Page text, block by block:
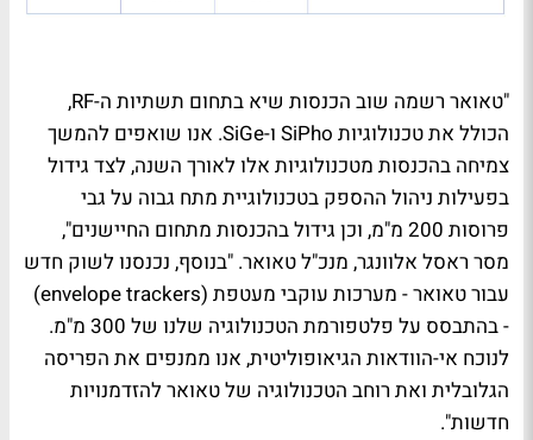
"טאואר רשמה שוב הכנסות שיא בתחום תשתיות ה-RF,
הכולל את טכנולוגיות SiPho ו-SiGe. אנו שואפים להמשך
צמיחה בהכנסות מטכנולוגיות אלו לאורך השנה, לצד גידול
בפעילות ניהול ההספק בטכנולוגיית מתח גבוה על גבי
פרוסות 200 מ"מ, וכן גידול בהכנסות מתחום החיישנים",
מסר ראסל אלוונגר, מנכ"ל טאואר. "בנוסף, נכנסנו לשוק חדש
עבור טאואר - מערכות עוקבי מעטפת (envelope trackers)
- בהתבסס על פלטפורמת הטכנולוגיה שלנו של 300 מ"מ.
לנוכח אי-הוודאות הגיאופוליטית, אנו ממנפים את הפריסה
הגלובלית ואת רוחב הטכנולוגיה של טאואר להזדמנויות
חדשות".